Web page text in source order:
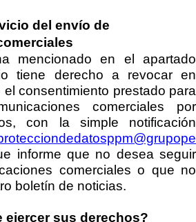
del envío de
mencionado en el apartado
tiene derecho a revocar en
consentimiento prestado para
comerciales por
con la simple notificación
informe que no desea seguir
comerciales o que no
boletín de noticias.
ejercer sus derechos?